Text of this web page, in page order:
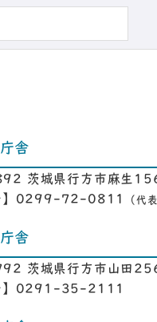
舎
茨城県行方市麻生
】0299-72-0811
（代
舎
茨城県行方市山田
】0291-35-2111